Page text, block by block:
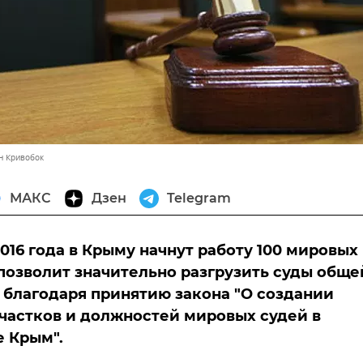
Кривобок
МАКС Дзен Telegram
года в Крыму начнут работу 100 мировых
значительно разгрузить суды
принятию закона "О создании
и должностей мировых судей в
Крым".